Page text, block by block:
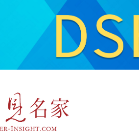
文化 財經 生活